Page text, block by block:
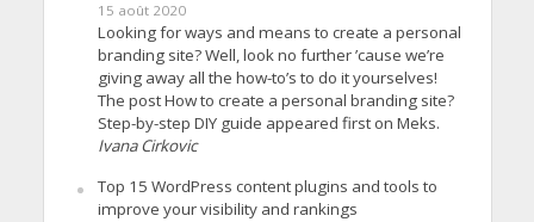
15 août 2020
Looking for ways and means to create a personal
branding site? Well, look no further ’cause we’re
giving away all the how-to’s to do it yourselves!
The post How to create a personal branding site?
Step-by-step DIY guide appeared first on Meks.
Ivana Cirkovic
Top 15 WordPress content plugins and tools to
improve your visibility and rankings